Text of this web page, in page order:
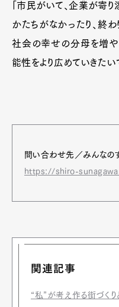
「市民がいて、企業が寄り
かたちがなかったり、終
社会の幸せの分母を増や
能性をより広めていきたい
問い合わせ先／みんなの
https://shiro-
関連記事
“私”が考え作る街づく